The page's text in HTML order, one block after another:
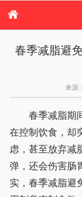
服饰
春季减脂避
来源
春季减脂期间
在控制饮食，却
虑，甚至放弃减
弹，还会伤害肠
实，春季减脂避